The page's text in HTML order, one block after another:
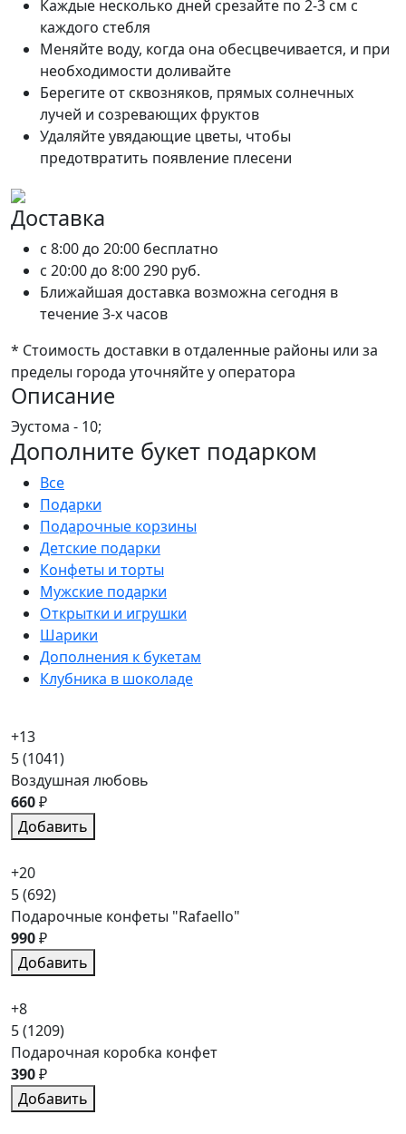
Каждые несколько дней срезайте по 2-3 см с
каждого стебля
Меняйте воду, когда она обесцвечивается, и при
необходимости доливайте
Берегите от сквозняков, прямых солнечных
лучей и созревающих фруктов
Удаляйте увядающие цветы, чтобы
предотвратить появление плесени
Доставка
c 8:00 до 20:00 бесплатно
c 20:00 до 8:00290 руб.
Ближайшая доставка возможна сегодня в
течение 3-х часов
* Стоимость доставки в отдаленные районы или за
пределы города уточняйте у оператора
Описание
Эустома - 10;
Дополните букет подарком
Все
Подарки
Подарочные корзины
Детские подарки
Конфеты и торты
Мужские подарки
Открытки и игрушки
Шарики
Дополнения к букетам
Клубника в шоколаде
+13
5(1041)
Воздушная любовь
660₽
Добавить
+20
5(692)
Подарочные конфеты "Rafaello"
990₽
Добавить
+8
5(1209)
Подарочная коробка конфет
390₽
Добавить